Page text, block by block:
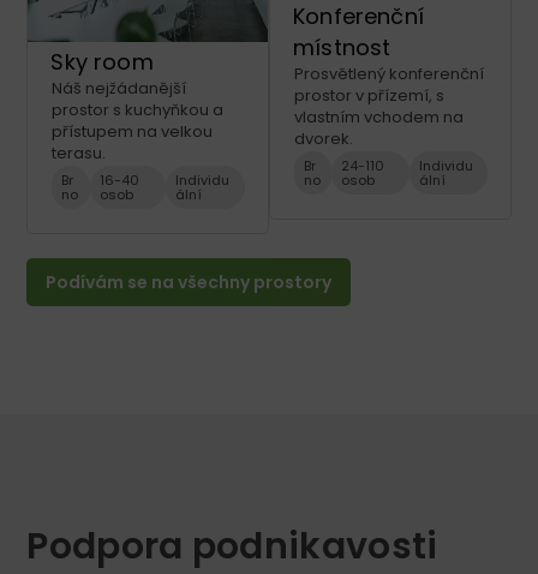
Sky room
Náš nejžádanější
prostor s kuchyňkou a
přístupem na velkou
terasu.
Br
no
16-40
osob
Individu
ální
Konferenční
místnost
Prosvětlený konferenční
prostor v přízemí, s
vlastním vchodem na
dvorek.
Br
no
24-110
osob
Individu
ální
Podívám se na všechny prostory
Podpora podnikavosti